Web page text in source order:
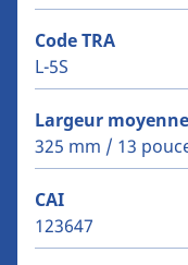
Code TRA
L-5S
Largeur
325 mm / 13
CAI
123647